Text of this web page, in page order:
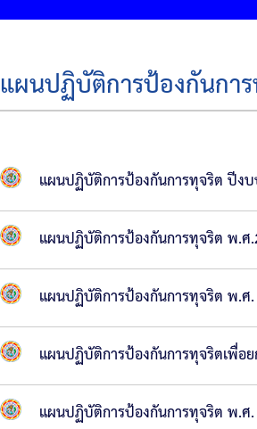
แผนปฏิบัติการป้องกันกา
แผนปฏิบัติการป้องกันการทุจริต ปีง
แผนปฏิบัติการป้องกันการทุจริต พ.ศ
แผนปฏิบัติการป้องกันการทุจริต พ.
แผนปฏิบัติการป้องกันการทุจริตเพื่อ
แผนปฏิบัติการป้องกันการทุจริต พ.